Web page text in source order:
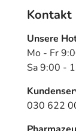
Kontakt
Unsere
Mo - Fr
Sa 9:00 -
030 622